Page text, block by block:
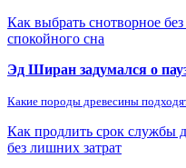
Как выбрать снотворное
спокойного сна
Эд Ширан задумался о
Какие породы древесины
Как продлить срок службы
без лишних затрат